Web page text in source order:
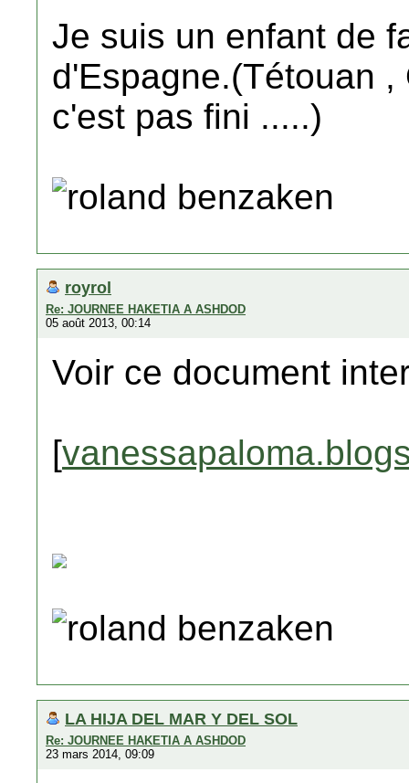
Je suis un enfant de
d'Espagne.(Tétouan
c'est pas fini .....)
roland benzaken
royrol
Re: JOURNEE HAKETIA A ASHDOD
05 août 2013, 00:14
Voir ce document
[
roland benzaken
LA HIJA DEL MAR Y DEL SOL
Re: JOURNEE HAKETIA A ASHDOD
23 mars 2014, 09:09